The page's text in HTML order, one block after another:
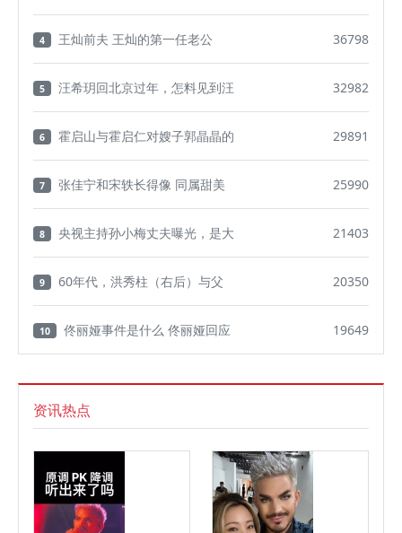
4 王灿前夫 王灿的第一任老公 36798
5 汪希玥回北京过年，怎料见到汪 32982
6 霍启山与霍启仁对嫂子郭晶晶的 29891
7 张佳宁和宋轶长得像 同属甜美 25990
8 央视主持孙小梅丈夫曝光，是大 21403
9 60年代，洪秀柱（右后）与父 20350
10 佟丽娅事件是什么 佟丽娅回应 19649
资讯热点